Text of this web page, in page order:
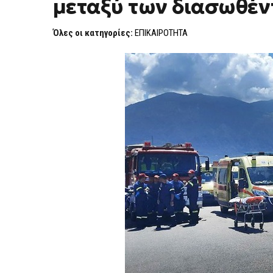
μεταξύ των
Όλες οι κατηγορίες: ΕΠΙΚΑΙΡΟΤΗΤΑ